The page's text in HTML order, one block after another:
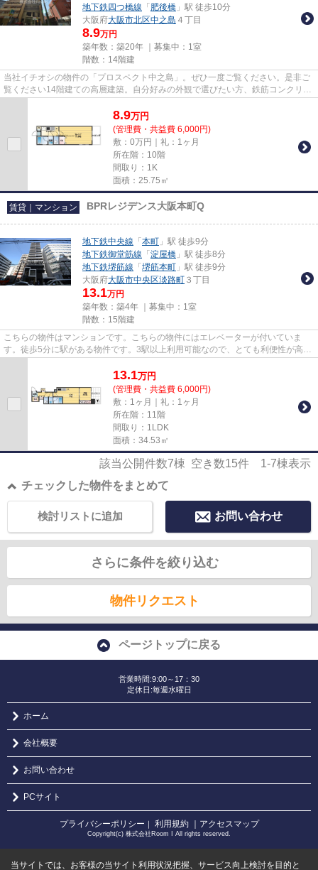
地下鉄四つ橋線 「 肥後橋 」駅 徒歩10分
大阪府大阪市北区中之島 ４丁目
8.9万円
築年数：築20年 ｜募集中： 1室
階数：14階建
当社イチオシの物件の「プロスペクト中之島」。ぜひ一度ご覧ください。是非ご
覧ください14階建ての高層建築。自分好みの外観で選びたい方、鉄筋コンクリー
8.9万円
(管理費・共益費 6,000円)
敷：0万円｜礼：1ヶ月
所在階：10階
間取り：1K
面積：25.75㎡
賃貸｜マンション BPRレジデンス大阪本町Q
地下鉄中央線 「 本町 」駅 徒歩9分
地下鉄御堂筋線 「 淀屋橋 」駅 徒歩8分
地下鉄堺筋線 「 堺筋本町 」駅 徒歩9分
大阪府大阪市中央区淡路町 ３丁目
13.1万円
築年数：築4年 ｜募集中： 1室
階数：15階建
こちらの物件はマンションです。こちらの物件にはエレベーターが付いていま
す。徒歩5分に駅がある物件です。3駅以上利用可能なので、とても利便性が高い
13.1万円
(管理費・共益費 6,000円)
敷：1ヶ月｜礼：1ヶ月
所在階：11階
間取り：1LDK
面積：34.53㎡
該当公開件数7棟 空き数15件 1-7棟表示
チェックした物件をまとめて
お問い合わせ
検討リストに追加
さらに条件を絞り込む
物件リクエスト
ページトップに戻る
営業時間:9:00～17：30
定休日:毎週水曜日
ホーム
会社概要
お問い合わせ
PCサイト
プライバシーポリシー ｜ 利用規約 ｜アクセスマップ
Copyright(c) 株式会社Room I All rights reserved.
当サイトでは、お客様の当サイト利用状況把握、サービス向上検討を目的と